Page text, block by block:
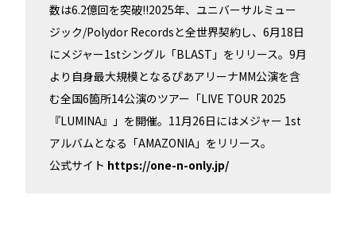
数は6.2億回を突破!!2025年、ユニバーサルミュー
ジック/Polydor Recordsと全世界契約し、6月18日
にメジャー1stシングル「BLAST」をリリース。9月
より自身最大規模となるぴあアリーナMM公演を含
む全国6箇所14公演のツアー「LIVE TOUR 2025
『LUMINA』」を開催。11月26日にはメジャー 1st
アルバムとなる「AMAZONIA」をリリース。
公式サイト https://one-n-only.jp/